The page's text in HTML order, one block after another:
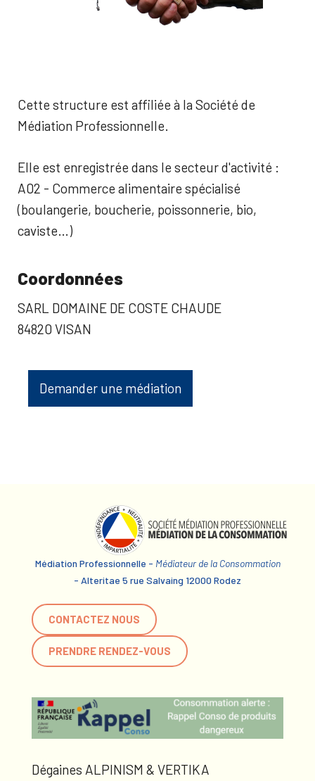
Cette structure est affiliée à la Société de
Médiation Professionnelle.
Elle est enregistrée dans le secteur d'activité :
A02 - Commerce alimentaire spécialisé
(boulangerie, boucherie, poissonnerie, bio,
caviste…)
Coordonnées
SARL DOMAINE DE COSTE CHAUDE
84820 VISAN
Demander une médiation
Médiation Professionnelle - Médiateur de la Consommation
- Alteritae 5 rue Salvaing 12000 Rodez
CONTACTEZ NOUS
PRENDRE RENDEZ-VOUS
Dégaines ALPINISM & VERTIKA